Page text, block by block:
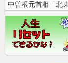
中曽根元首相「北